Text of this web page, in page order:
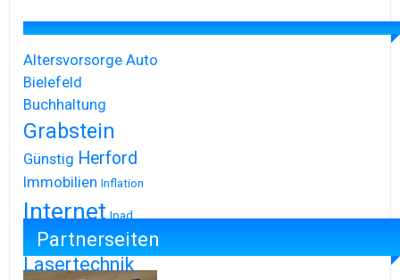
Altersvorsorge Auto
Bielefeld
Buchhaltung
Grabstein
Günstig Herford
Immobilien Inflation
Internet Ipad
Iphone
Lasertechnik
Partnerseiten